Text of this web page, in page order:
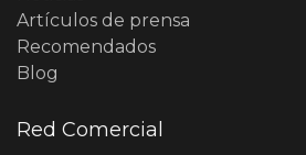
Artículos de prensa
Recomendados
Blog
Red Comercial